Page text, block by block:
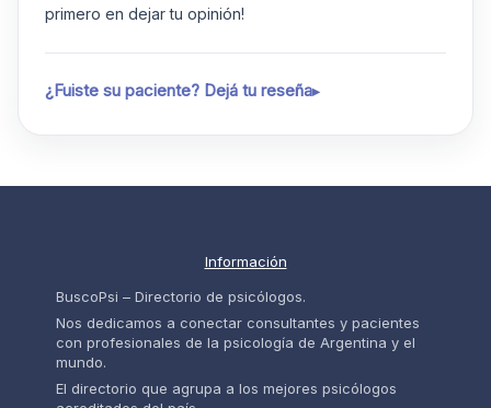
primero en dejar tu opinión!
¿Fuiste su paciente? Dejá tu reseña
Información
BuscoPsi – Directorio de psicólogos.
Nos dedicamos a conectar consultantes y pacientes
con profesionales de la psicología de Argentina y el
mundo.
El directorio que agrupa a los mejores psicólogos